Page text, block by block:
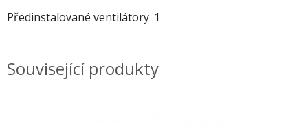
Předinstalované ventilátory 1
Související produkty